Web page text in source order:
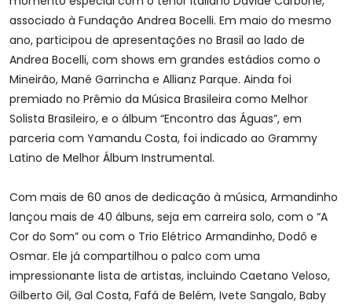
associado à Fundação Andrea Bocelli. Em maio do mesmo
ano, participou de apresentações no Brasil ao lado de
Andrea Bocelli, com shows em grandes estádios como o
Mineirão, Mané Garrincha e Allianz Parque. Ainda foi
premiado no Prêmio da Música Brasileira como Melhor
Solista Brasileiro, e o álbum “Encontro das Águas”, em
parceria com Yamandu Costa, foi indicado ao Grammy
Latino de Melhor Álbum Instrumental.
Com mais de 60 anos de dedicação à música, Armandinho
lançou mais de 40 álbuns, seja em carreira solo, com o “A
Cor do Som” ou com o Trio Elétrico Armandinho, Dodô e
Osmar. Ele já compartilhou o palco com uma
impressionante lista de artistas, incluindo Caetano Veloso,
Gilberto Gil, Gal Costa, Fafá de Belém, Ivete Sangalo, Baby